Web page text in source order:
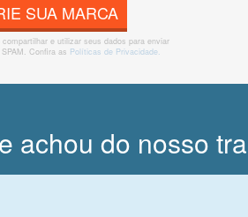
SUA MARCA
e utilizar seus dados para enviar
Confira as Políticas de Privacidade.
achou do nosso